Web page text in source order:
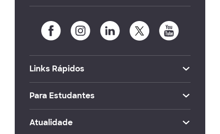
Links Rápidos
Para Estudantes
Atualidade